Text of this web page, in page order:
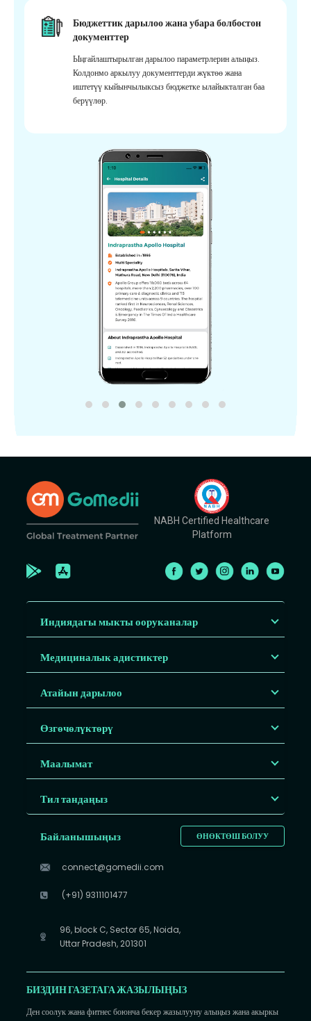
Бюджеттик дарылоо жана убара болбостон
документтер
Ыңгайлаштырылган дарылоо параметрлерин алыңыз.
Колдонмо аркылуу документтерди жүктөө жана
иштетүү кыйынчылыксыз бюджетке ылайыкталган баа
берүүлөр.
NABH Certified Healthcare
Platform
Индиядагы мыкты ооруканалар
Медициналык адистиктер
Атайын дарылоо
Өзгөчөлүктөрү
Маалымат
Тил тандаңыз
ӨНӨКТӨШ БОЛУУ
Байланышыңыз
connect@gomedii.com
(+91) 9311101477
96, block C, Sector 65, Noida,
Uttar Pradesh, 201301
БИЗДИН ГАЗЕТАГА ЖАЗЫЛЫҢЫЗ
Ден соолук жана фитнес боюнча бекер жазылууну алыңыз жана акыркы